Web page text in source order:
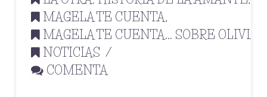
MAGELA TE CUENTA,
MAGELA TE CUENTA... SOBRE OLIVIA
NOTICIAS
COMENTA